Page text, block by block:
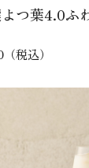
つ葉4.0ふ
税込）